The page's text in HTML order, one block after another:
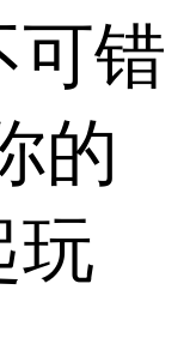
可错
的
玩